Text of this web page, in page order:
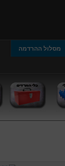
מסלול ההרדמה